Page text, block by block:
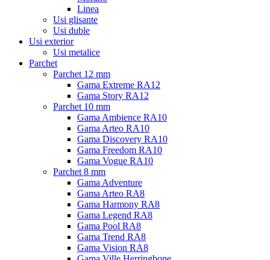
Linea
Usi glisante
Usi duble
Usi exterior
Usi metalice
Parchet
Parchet 12 mm
Gama Extreme RA12
Gama Story RA12
Parchet 10 mm
Gama Ambience RA10
Gama Arteo RA10
Gama Discovery RA10
Gama Freedom RA10
Gama Vogue RA10
Parchet 8 mm
Gama Adventure
Gama Arteo RA8
Gama Harmony RA8
Gama Legend RA8
Gama Pool RA8
Gama Trend RA8
Gama Vision RA8